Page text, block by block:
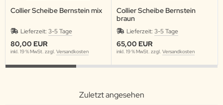
Collier Scheibe Bernstein mix
Lieferzeit: 3-5 Tage
80,00 EUR
inkl. 19 % MwSt. zzgl. Versandkosten
Collier Scheibe Bernstein
braun
Lieferzeit: 3-5 Tage
65,00 EUR
inkl. 19 % MwSt. zzgl. Versandkosten
Zuletzt angesehen